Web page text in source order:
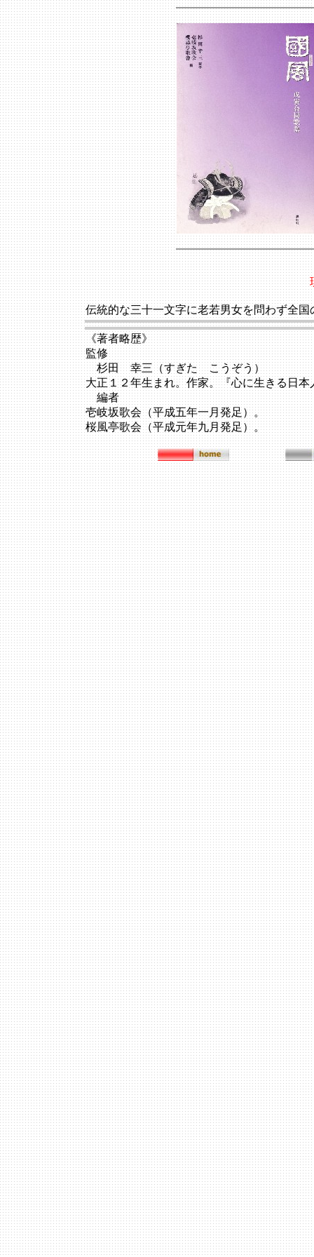
伝統的な三十一文字に老若男女を問わず全
《著者略歴》
監修
杉田 幸三（すぎた こうぞう）
大正１２年生まれ。作家。『心に生きる日
編者
壱岐坂歌会（平成五年一月発足）。
桜風亭歌会（平成元年九月発足）。